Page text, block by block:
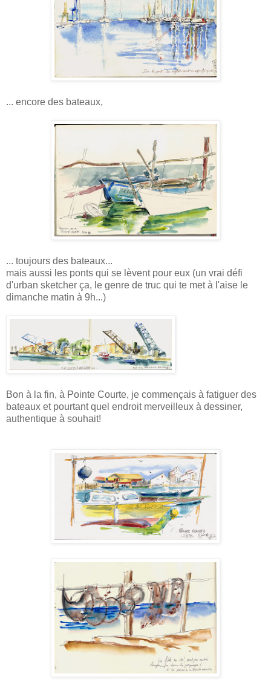
... encore des bateaux,
... toujours des bateaux...
mais aussi les ponts qui se lèvent pour eux (un vrai défi
d'urban sketcher ça, le genre de truc qui te met à l'aise le
dimanche matin à 9h...)
Bon à la fin, à Pointe Courte, je commençais à fatiguer des
bateaux et pourtant quel endroit merveilleux à dessiner,
authentique à souhait!